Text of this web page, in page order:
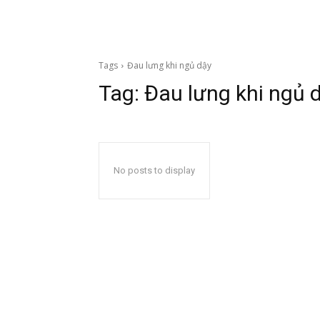
Tags Đau lưng khi ngủ dậy
Tag: Đau lưng khi ngủ
No posts to display